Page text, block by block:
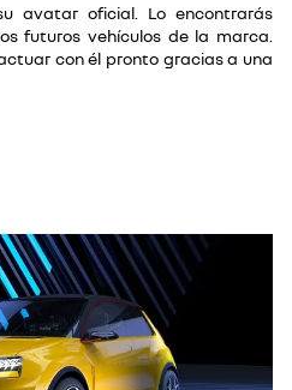
avatar oficial. Lo encontrarás
futuros vehículos de la marca.
con él pronto gracias a una